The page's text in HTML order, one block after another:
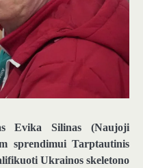
Evika Silinas (Naujoji
sprendimui Tarptautinis
Ukrainos skeletono